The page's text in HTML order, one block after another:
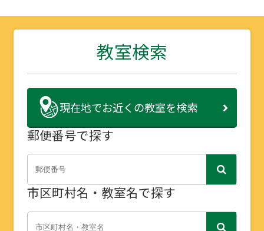
教室検索
現在地でお近くの教室を検索
郵便番号で探す
市区町村名・教室名で探す